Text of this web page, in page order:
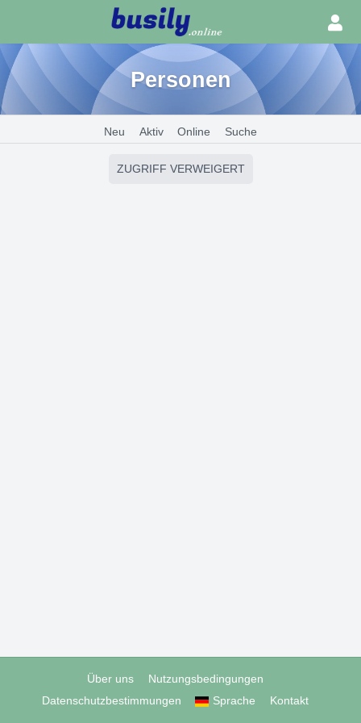
Personen
Neu Aktiv Online Suche
ZUGRIFF VERWEIGERT
Über uns
Nutzungsbedingungen
Datenschutzbestimmungen
Sprache Kontakt